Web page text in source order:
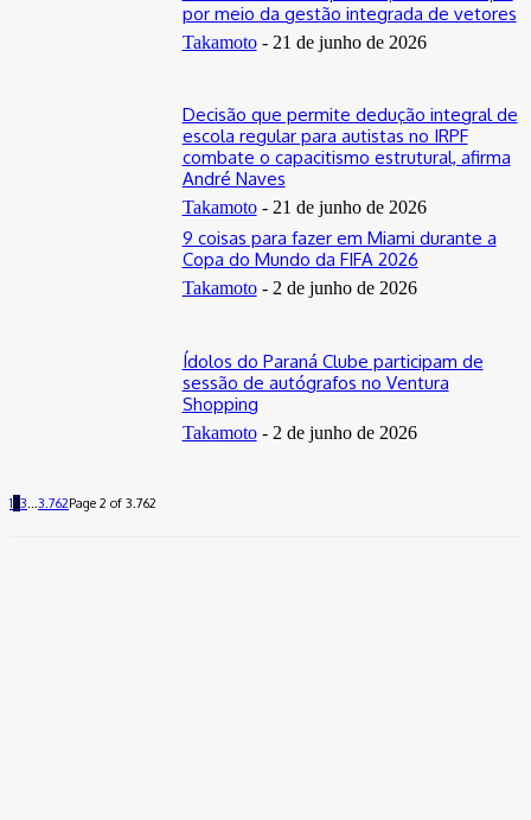
por meio da gestão integrada de vetores
Takamoto - 21 de junho de 2026
Decisão que permite dedução integral de
escola regular para autistas no IRPF
combate o capacitismo estrutural, afirma
André Naves
Takamoto - 21 de junho de 2026
9 coisas para fazer em Miami durante a
Copa do Mundo da FIFA 2026
Takamoto - 2 de junho de 2026
Ídolos do Paraná Clube participam de
sessão de autógrafos no Ventura
Shopping
Takamoto - 2 de junho de 2026
123...3.762Page 2 of 3.762